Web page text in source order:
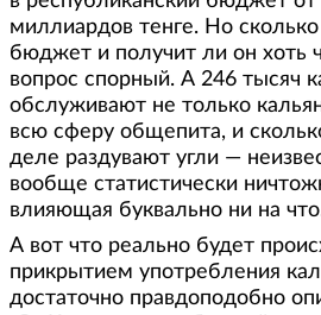
миллиардов тенге. Но
бюджет и получит ли он хоть
вопрос спорный. А 246 тысяч
обслуживают не только
всю сферу общепита, и
деле раздувают угли —
вообще статистически
влияющая буквально ни на
А вот что реально будет
прикрытием употребления
достаточно правдоподобно